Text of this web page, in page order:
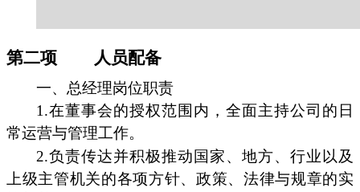
第二项 人员配备
一、总经理岗位职责
1.在董事会的授权范围内，全面主持公司的日
常运营与管理工作。
2.负责传达并积极推动国家、地方、行业以及
上级主管机关的各项方针、政策、法律与规章的实